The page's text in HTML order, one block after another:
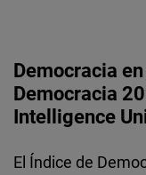
Democracia
Democracia
Intelligence
El Índice de
Flickr
Embed